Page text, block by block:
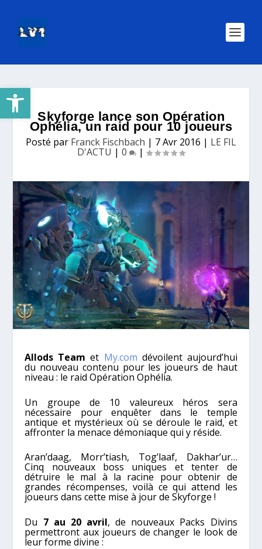
Ouvrir la barre d’outils
Skyforge lance son Opération
Ophélia, un raid pour 10 joueurs
Posté par Franck Fischbach | 7 Avr 2016 | LE FIL
D'ACTU | 0 |
Allods Team et My.com dévoilent aujourd’hui
du nouveau contenu pour les joueurs de haut
niveau : le raid Opération Ophélia.
Un groupe de 10 valeureux héros sera
nécessaire pour enquêter dans le temple
antique et mystérieux où se déroule le raid, et
affronter la menace démoniaque qui y réside.
Aran’daag, Morr’tiash, Tog’laaf, Dakhar’ur…
Cinq nouveaux boss uniques et tenter de
détruire le mal à la racine pour obtenir de
grandes récompenses, voilà ce qui attend les
joueurs dans cette mise à jour de Skyforge !
Du 7 au 20 avril, de nouveaux Packs Divins
permettront aux joueurs de changer le look de
leur forme divine :